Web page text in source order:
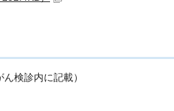
検診内に記載）